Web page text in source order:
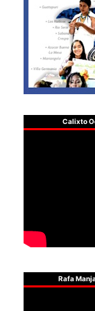
Calixto
Rafa